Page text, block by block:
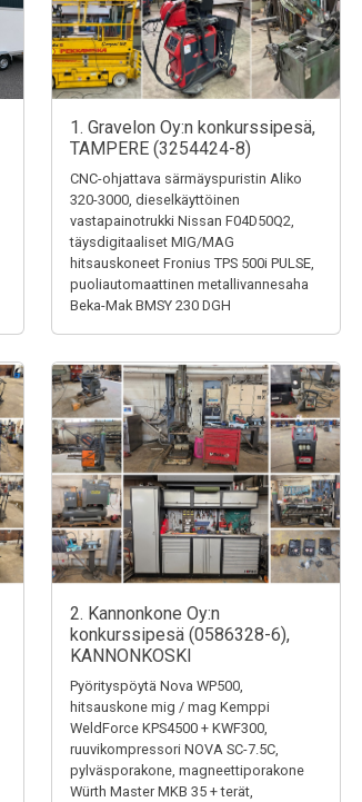
1. Gravelon Oy:n konkurssipesä,
TAMPERE (3254424-8)
CNC-ohjattava särmäyspuristin Aliko
320-3000, dieselkäyttöinen
vastapainotrukki Nissan F04D50Q2,
täysdigitaaliset MIG/MAG
hitsauskoneet Fronius TPS 500i PULSE,
puoliautomaattinen metallivannesaha
Beka-Mak BMSY 230 DGH
2. Kannonkone Oy:n
konkurssipesä (0586328-6),
KANNONKOSKI
Pyörityspöytä Nova WP500,
hitsauskone mig / mag Kemppi
WeldForce KPS4500 + KWF300,
ruuvikompressori NOVA SC-7.5C,
pylväsporakone, magneettiporakone
Würth Master MKB 35 + terät,